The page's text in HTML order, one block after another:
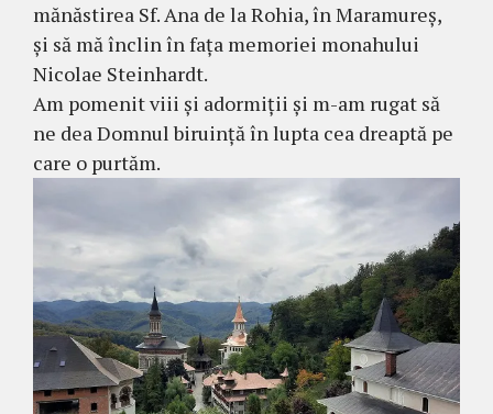
mănăstirea Sf. Ana de la Rohia, în Maramureș,
și să mă înclin în fața memoriei monahului
Nicolae Steinhardt.
Am pomenit viii și adormiții și m-am rugat să
ne dea Domnul biruință în lupta cea dreaptă pe
care o purtăm.